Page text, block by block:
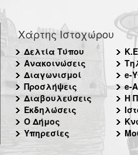
Χάρτης Ιστοχώρου
Δελτία Τύπου
Ανακοινώσεις
Διαγωνισμοί
Προσλήψεις
Διαβουλεύσεις
Εκδηλώσεις
Ο Δήμος
Υπηρεσίες
e-
e-
Η